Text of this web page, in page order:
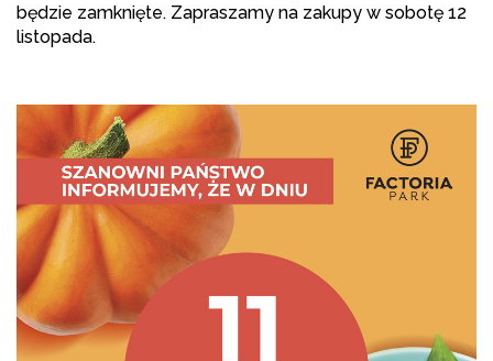
będzie zamknięte. Zapraszamy na zakupy w sobotę 12
listopada.